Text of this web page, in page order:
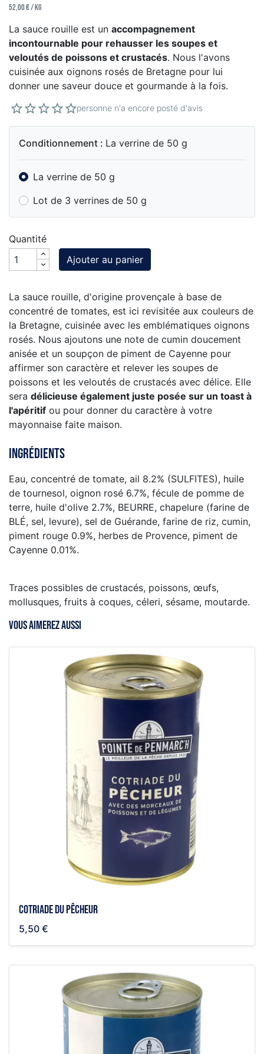
52,00 € / kg
La sauce rouille est un accompagnement
incontournable pour rehausser les soupes et
veloutés de poissons et crustacés. Nous l'avons
cuisinée aux oignons rosés de Bretagne pour lui
donner une saveur douce et gourmande à la fois.
personne n'a encore posté d'avis
Conditionnement : La verrine de 50 g
La verrine de 50 g
Lot de 3 verrines de 50 g
Quantité
Ajouter au panier
La sauce rouille, d'origine provençale à base de
concentré de tomates, est ici revisitée aux couleurs de
la Bretagne, cuisinée avec les emblématiques oignons
rosés. Nous ajoutons une note de cumin doucement
anisée et un soupçon de piment de Cayenne pour
affirmer son caractère et relever les soupes de
poissons et les veloutés de crustacés avec délice. Elle
sera délicieuse également juste posée sur un toast à
l'apéritif ou pour donner du caractère à votre
mayonnaise faite maison.
Ingrédients
Eau, concentré de tomate, ail 8.2% (SULFITES), huile
de tournesol, oignon rosé 6.7%, fécule de pomme de
terre, huile d'olive 2.7%, BEURRE, chapelure (farine de
BLÉ, sel, levure), sel de Guérande, farine de riz, cumin,
piment rouge 0.9%, herbes de Provence, piment de
Cayenne 0.01%.
Traces possibles de crustacés, poissons, œufs,
mollusques, fruits à coques, céleri, sésame, moutarde.
VOUS AIMEREZ AUSSI
Cotriade du pêcheur
5,50 €